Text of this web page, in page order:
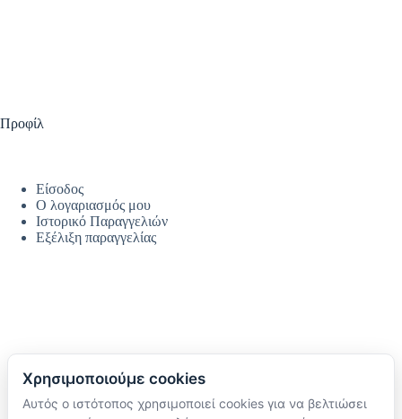
Προφίλ
Είσοδος
Ο λογαριασμός μου
Ιστορικό Παραγγελιών
Εξέλιξη παραγγελίας
Ακολουθήστε μας
Χρησιμοποιούμε cookies
Αυτός ο ιστότοπος χρησιμοποιεί cookies για να βελτιώσει